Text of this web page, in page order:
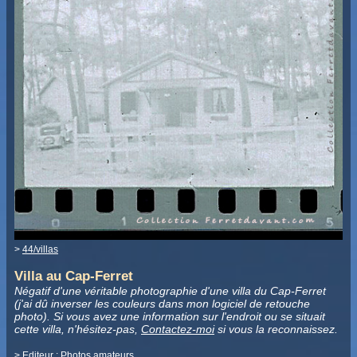
> 44/villas
Villa au Cap-Ferret
Négatif d'une véritable photographie d'une villa du Cap-Ferret
(j'ai dû inverser les couleurs dans mon logiciel de retouche
photo). Si vous avez une information sur l'endroit ou se situait
cette villa, n'hésitez-pas, Contactez-moisi vous la reconnaissez.